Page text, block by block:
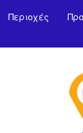
Περιοχές